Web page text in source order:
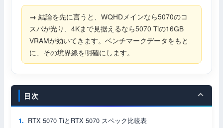
結論を先に言うと、WQHDメインなら5070のコ
スパが光り、4Kまで見据えるなら5070 Tiの16GB
VRAMが効いてきます。ベンチマークデータをもと
に、その境界線を明確にします。
目次
RTX 5070 TiとRTX 5070 スペック比較表